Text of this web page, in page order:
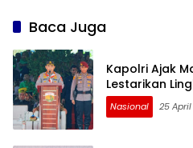
Baca Juga
Kapolri Ajak
Lestarikan
Nasional 25